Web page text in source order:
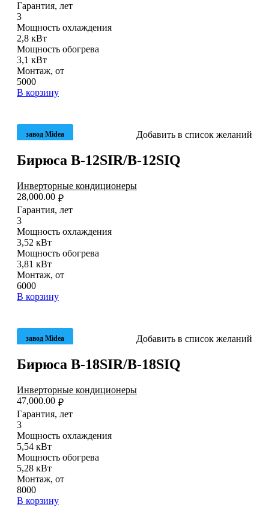
Гарантия, лет
3
Мощность охлаждения
2,8 кВт
Мощность обогрева
3,1 кВт
Монтаж, от
5000
В корзину
завод Midea Добавить в список желаний
Бирюса B-12SIR/B-12SIQ
Инверторные кондиционеры
₽
28,000.00
Гарантия, лет
3
Мощность охлаждения
3,52 кВт
Мощность обогрева
3,81 кВт
Монтаж, от
6000
В корзину
завод Midea Добавить в список желаний
Бирюса B-18SIR/B-18SIQ
Инверторные кондиционеры
₽
47,000.00
Гарантия, лет
3
Мощность охлаждения
5,54 кВт
Мощность обогрева
5,28 кВт
Монтаж, от
8000
В корзину